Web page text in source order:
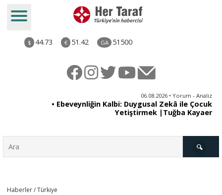
$ 44.73 € 51.42 GA 51500
06.08.2026 • Yorum - Analiz
• Ebeveynliğin Kalbi: Duygusal Zekâ ile Çocuk
Yetiştirmek |Tuğba Kayaer
Haberler / Türkiye